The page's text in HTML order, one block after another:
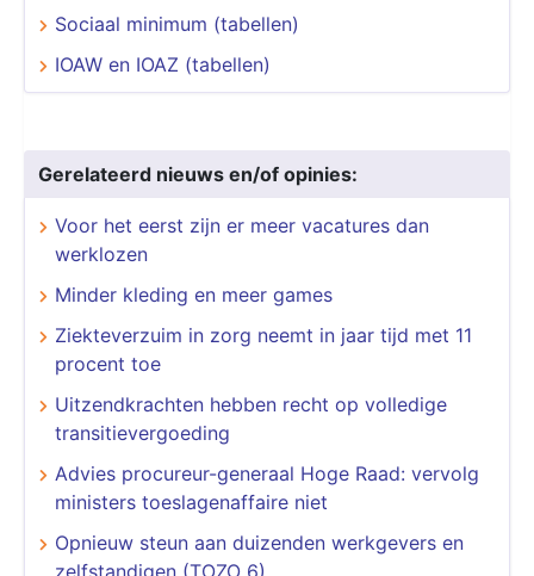
Sociaal minimum (tabellen)
IOAW en IOAZ (tabellen)
Gerelateerd nieuws en/of opinies:
Voor het eerst zijn er meer vacatures dan
werklozen
Minder kleding en meer games
Ziekteverzuim in zorg neemt in jaar tijd met 11
procent toe
Uitzendkrachten hebben recht op volledige
transitievergoeding
Advies procureur-generaal Hoge Raad: vervolg
ministers toeslagenaffaire niet
Opnieuw steun aan duizenden werkgevers en
zelfstandigen (TOZO 6)